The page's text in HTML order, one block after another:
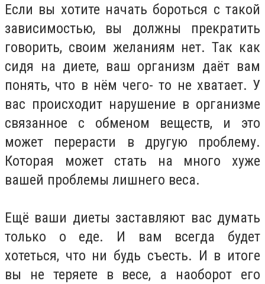
Если вы хотите начать бороться с такой
зависимостью, вы должны прекратить
говорить, своим желаниям нет. Так как
сидя на диете, ваш организм даёт вам
понять, что в нём чего- то не хватает. У
вас происходит нарушение в организме
связанное с обменом веществ, и это
может перерасти в другую проблему.
Которая может стать на много хуже
вашей проблемы лишнего веса.
Ещё ваши диеты заставляют вас думать
только о еде. И вам всегда будет
хотеться, что ни будь съесть. И в итоге
вы не теряете в весе, а наоборот его